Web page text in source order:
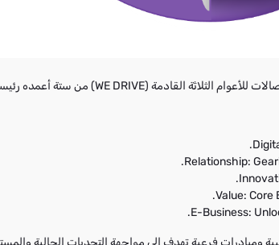
Relationship:
Value: Core
E-Business:
فرعية تهدف إلى مواجهة التحديات الحالية